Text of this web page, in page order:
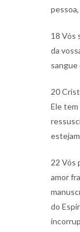
18 Vós
da
sangue
20
Ele tem
22 Vós
amor
do